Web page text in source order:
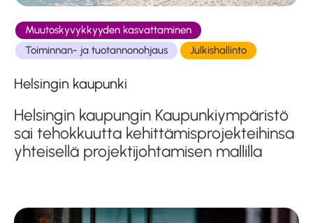
Muutoskyvykkyyden kasvattaminen
Toiminnan- ja tuotannonohjaus
Julkishallinto
Helsingin kaupunki
Helsingin kaupungin Kaupunkiympäristö
sai tehokkuutta kehittämis­projekteihinsa
yhteisellä projekti­johtamisen mallilla